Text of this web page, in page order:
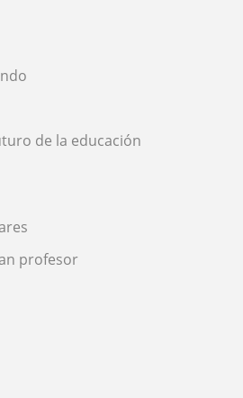
de la educación
profesor